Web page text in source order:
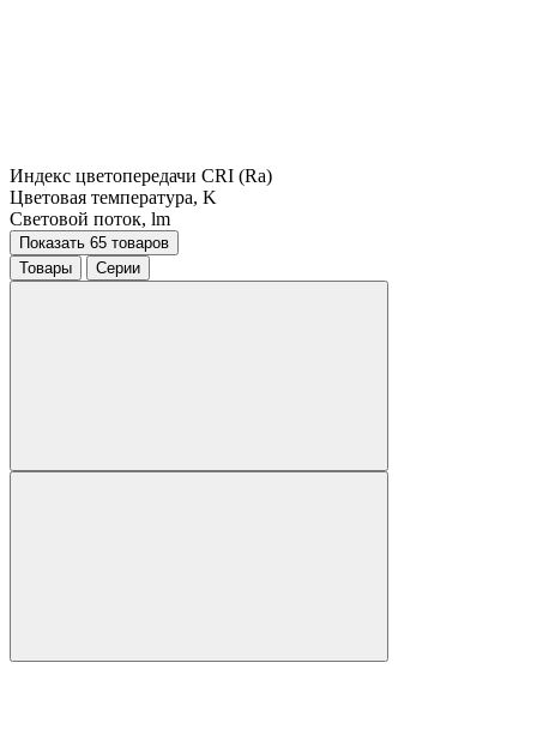
Индекс цветопередачи CRI (Ra)
Цветовая температура, K
Световой поток, lm
Показать 65 товаров
Товары
Серии